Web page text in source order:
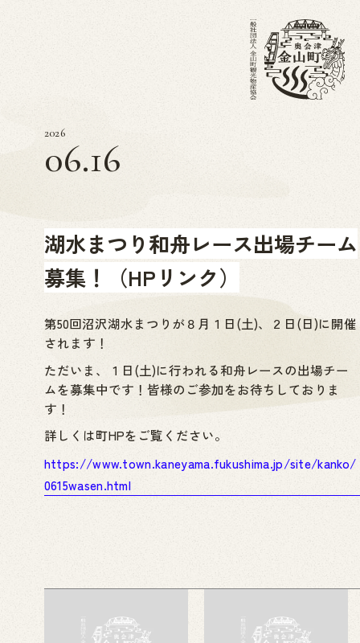
2026
06.16
湖水まつり和舟レース出場チーム
募集！（HPリンク）
第50回沼沢湖水まつりが８月１日(土)、２日(日)に開催
されます！
ただいま、１日(土)に行われる和舟レースの出場チー
ムを募集中です！皆様のご参加をお待ちしておりま
す！
詳しくは町HPをご覧ください。
https://www.town.kaneyama.fukushima.jp/site/kanko/
0615wasen.html